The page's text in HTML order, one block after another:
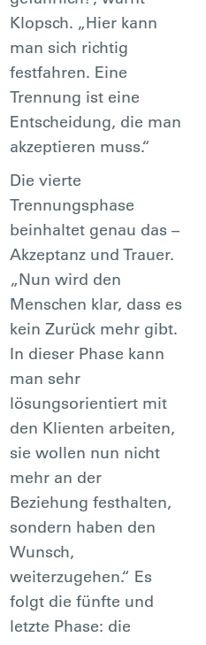
Klopsch. „Hier kann
man sich richtig
festfahren. Eine
Trennung ist eine
Entscheidung, die man
akzeptieren muss.“
Die vierte
Trennungsphase
beinhaltet genau das –
Akzeptanz und Trauer.
„Nun wird den
Menschen klar, dass es
kein Zurück mehr gibt.
In dieser Phase kann
man sehr
lösungsorientiert mit
den Klienten arbeiten,
sie wollen nun nicht
mehr an der
Beziehung festhalten,
sondern haben den
Wunsch,
weiterzugehen.“ Es
folgt die fünfte und
letzte Phase: die